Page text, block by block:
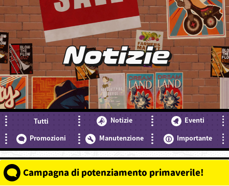
Notizie
Tutti Notizie
Eventi
Promozioni
Manutenzione Importante
Campagna di potenziamento primaverile!